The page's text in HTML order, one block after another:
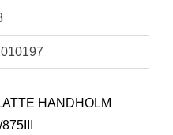
HANDHOLM